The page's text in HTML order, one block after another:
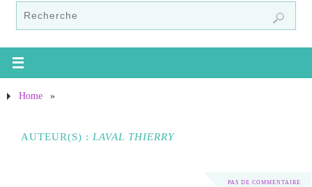
Home »
AUTEUR(S) : LAVAL THIERRY
PAS DE COMMENTAIRE